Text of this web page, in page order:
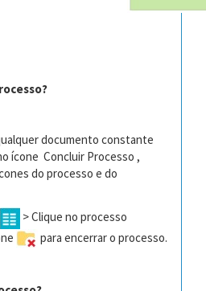
documento constante
ícone Concluir Processo ,
do processo e do
> Clique no processo
para encerrar o processo.